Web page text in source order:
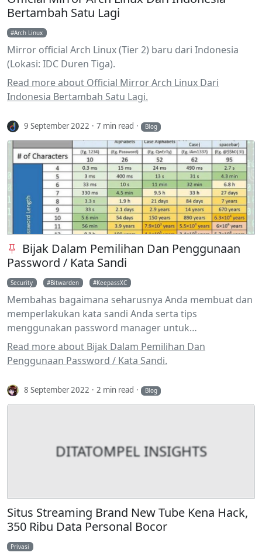
Bertambah Satu Lagi
Arch Linux
Mirror official Arch Linux (Tier 2) baru dari Indonesia
(Lokasi: IDC Duren Tiga).
Read more about Official Mirror Arch Linux Dari
Indonesia Bertambah Satu Lagi.
9 September 2022 7 min read Blog
Bijak Dalam Pemilihan Dan Penggunaan
Password / Kata Sandi
Security Bitwarden KeepassXC
Membahas bagaimana seharusnya Anda membuat dan
memperlakukan kata sandi Anda serta tips
menggunakan password manager untuk
mempermudah manajemen password yang unik dan
acak di setiap situs / aplikasi yang Anda gunakan
Read more about Bijak Dalam Pemilihan Dan
Penggunaan Password / Kata Sandi.
8 September 2022 2 min read Blog
DITATOMPEL INSIGHTS
Situs Streaming Brand New Tube Kena Hack,
350 Ribu Data Personal Bocor
Privasi